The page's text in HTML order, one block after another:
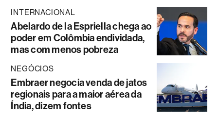
INTERNACIONAL
Abelardo de la Espriella chega ao
poder em Colômbia endividada,
mas com menos pobreza
NEGÓCIOS
Embraer negocia venda de jatos
regionais para a maior aérea da
Índia, dizem fontes